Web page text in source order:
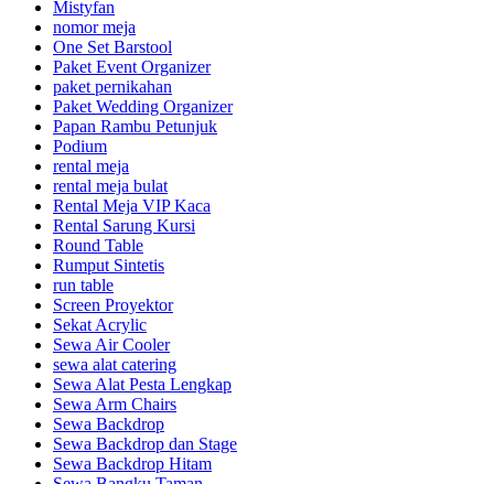
Mistyfan
nomor meja
One Set Barstool
Paket Event Organizer
paket pernikahan
Paket Wedding Organizer
Papan Rambu Petunjuk
Podium
rental meja
rental meja bulat
Rental Meja VIP Kaca
Rental Sarung Kursi
Round Table
Rumput Sintetis
run table
Screen Proyektor
Sekat Acrylic
Sewa Air Cooler
sewa alat catering
Sewa Alat Pesta Lengkap
Sewa Arm Chairs
Sewa Backdrop
Sewa Backdrop dan Stage
Sewa Backdrop Hitam